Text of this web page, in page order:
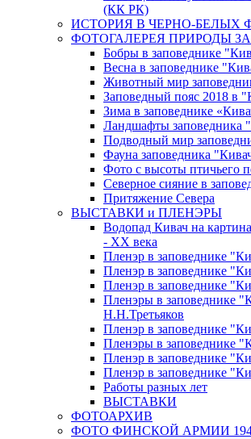
(КК РК)
ИСТОРИЯ В ЧЕРНО-БЕЛЫХ
ФОТОГАЛЕРЕЯ ПРИРОДЫ
Бобры в заповеднике
Весна в заповеднике
Животный мир
Заповедный пояс 2018 в
Зима в заповеднике
Ландшафты заповедника
Подводный мир
Фауна заповедника
Фото с высоты птичьего
Северное сияние в
Притяжение Севера
ВЫСТАВКИ и ПЛЕНЭРЫ
Водопад Кивач на
- XX века
Пленэр в заповеднике
Пленэр в заповеднике
Пленэр в заповеднике
Пленэры в заповеднике
Н.Н.Третьяков
Пленэр в заповеднике
Пленэры в заповеднике
Пленэр в заповеднике
Пленэр в заповеднике
Работы разных лет
ВЫСТАВКИ
ФОТОАРХИВ
ФОТО ФИНСКОЙ АРМИИ